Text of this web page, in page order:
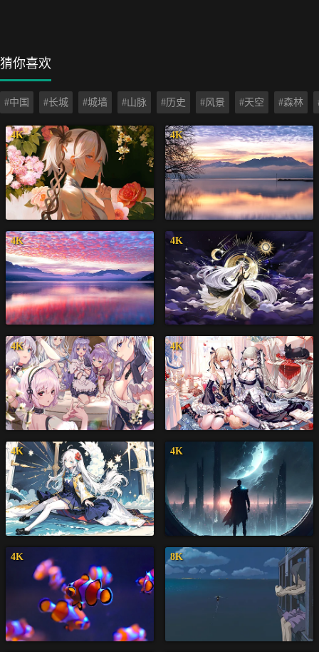
猜你喜欢
#中国 #长城 #城墙 #山脉 #历史 #风景 #天空 #森林
4K 4K
4K 4K
4K 4K
4K 4K
4K 8K